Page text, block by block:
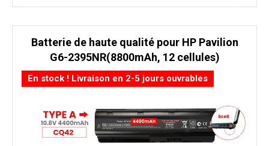
Batterie de haute qualité pour HP Pavilion
G6-2395NR(8800mAh, 12 cellules)
En stock ! Livraison en 2-5 jours ouvrables